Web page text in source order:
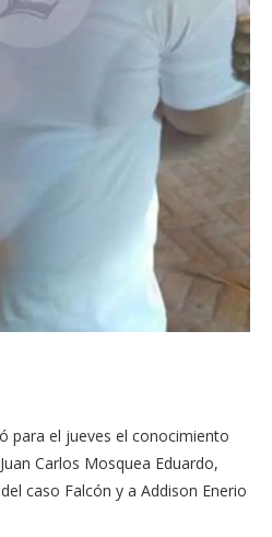
para el jueves el conocimiento
Carlos Mosquea Eduardo,
caso Falcón y a Addison Enerio